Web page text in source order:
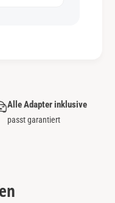
Alle Adapter inklusive
passt garantiert